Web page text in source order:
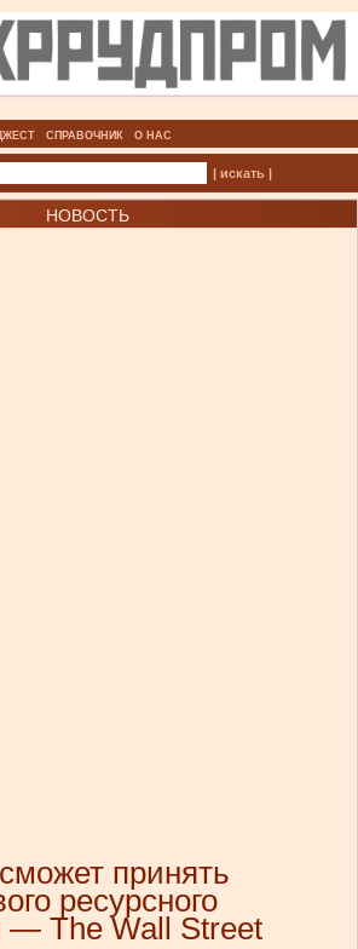
СПРАВОЧНИК О НАС
| искать |
НОВОСТЬ
принять
ресурсного
— The Wall Street